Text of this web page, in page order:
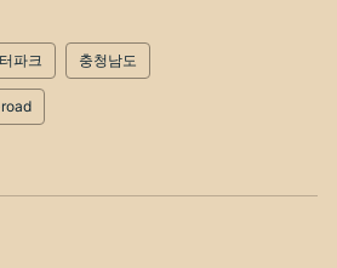
파크 충청남도